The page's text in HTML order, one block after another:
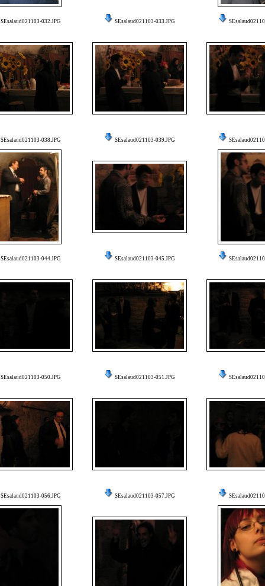
SEsalaud021103-032.JPG SEsalaud021103-033.JPG
SEsalaud021103-038.JPG SEsalaud021103-039.JPG
SEsalaud021103-044.JPG SEsalaud021103-045.JPG
SEsalaud021103-050.JPG SEsalaud021103-051.JPG
SEsalaud021103-056.JPG SEsalaud021103-057.JPG